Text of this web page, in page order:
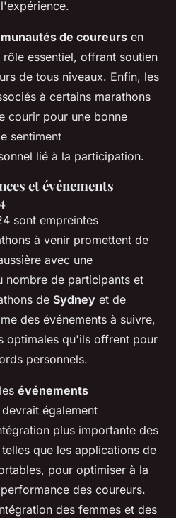
de coureurs en
essentiel, offrant soutien
de tous niveaux. Enfin, les
à certains marathons
courir pour une bonne
sentiment
lié à la participation.
et événements
sont empreintes
à venir promettent de
avec une
nombre de participants et
de Sydney et de
des événements à suivre,
optimales qu'ils offrent pour
personnels.
événements
également
plus importante des
que les applications de
pour optimiser à la
des coureurs.
des femmes et des